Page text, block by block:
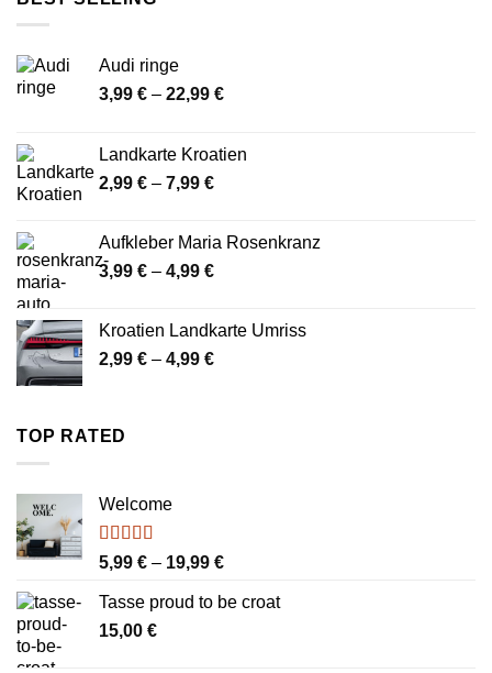
Audi ringe
3,99 € – 22,99 €Preisspanne:
22,99 €
Landkarte Kroatien
2,99 € – 7,99 €Preisspanne:
7,99 €
Aufkleber Maria Rosenkranz
3,99 € – 4,99 €Preisspanne:
4,99 €
Kroatien Landkarte Umriss
2,99 € – 4,99 €Preisspanne:
TOP RATED
Welcome
Bewertet
mit
von 5
5,99 € – 19,99 €Preisspanne:
bis
Tasse proud to be croat
15,00 €